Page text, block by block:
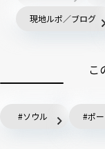
現地ルポ／ブログ
こ
ソウル ポ